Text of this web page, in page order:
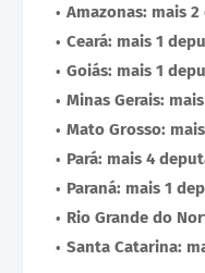
Amazonas: mais
Ceará: mais 1
Goiás: mais 1
Minas Gerais:
Mato Grosso:
Pará: mais 4
Paraná: mais 1
Rio Grande do
Santa Catarina: